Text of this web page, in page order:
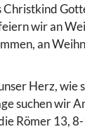
Christkind
wir an
an
Herz, wie
suchen wir
Römer 13,